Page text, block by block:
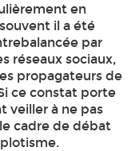
en
il a été
par
réseaux sociaux,
propagateurs de
ce constat porte
veiller à ne pas
cadre de débat